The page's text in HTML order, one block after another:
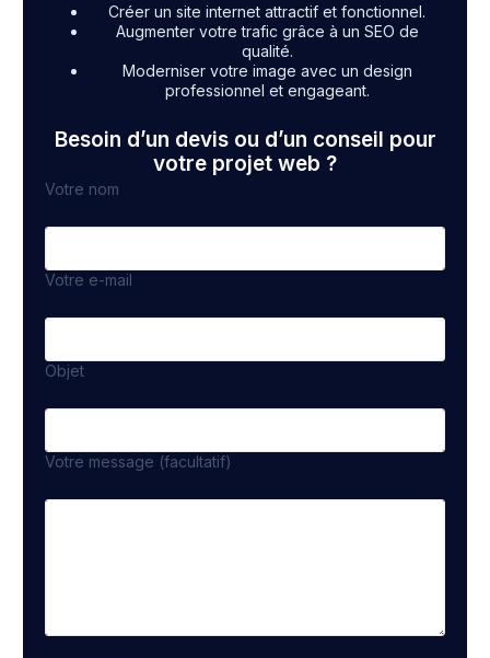
Créer un site internet attractif et fonctionnel.
Augmenter votre trafic grâce à un SEO de
qualité.
Moderniser votre image avec un design
professionnel et engageant.
Besoin d’un devis ou d’un conseil pour
votre projet web ?
Votre nom
Votre e-mail
Objet
Votre message (facultatif)